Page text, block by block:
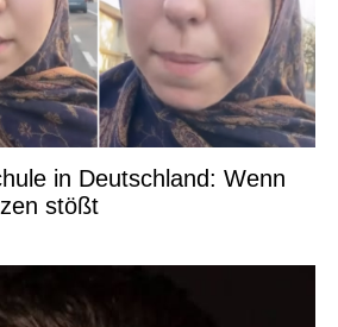
in Deutschland: Wenn
stößt